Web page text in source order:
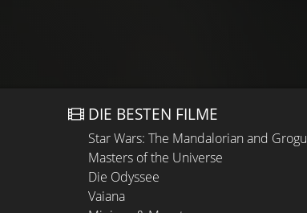
DIE BESTEN FILME
Star Wars: The Mandalorian and Grogu
Masters of the Universe
Die Odyssee
Vaiana